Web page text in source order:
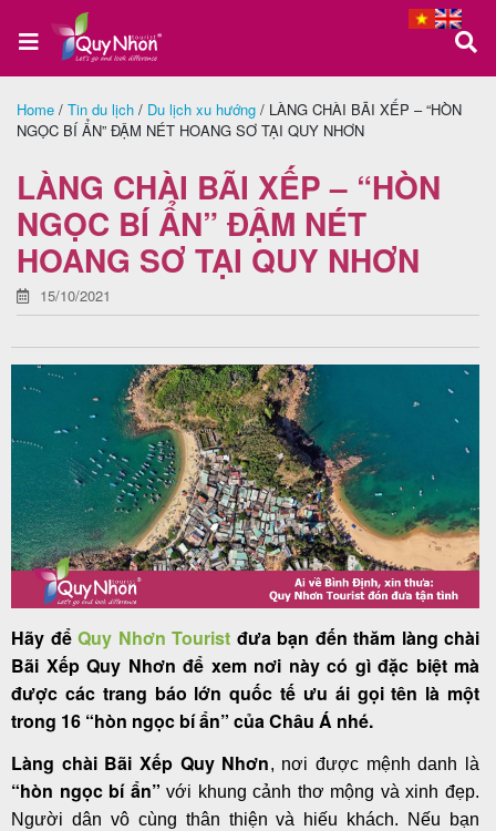
Trang
chủ
Tour
Quy
Tour
Yên
Tour
nước
Quy
Nhơn
Home / Tin du lịch / Du lịch xu hướng / LÀNG CHÀI BÃI XẾP – “HÒN
NGỌC BÍ ẨN” ĐẬM NÉT HOANG SƠ TẠI QUY NHƠN
LÀNG CHÀI BÃI XẾP – “HÒN
NGỌC BÍ ẨN” ĐẬM NÉT
HOANG SƠ TẠI QUY NHƠN
15/10/2021
Hãy để Quy Nhơn Tourist đưa bạn đến thăm làng chài
Bãi Xếp Quy Nhơn để xem nơi này có gì đặc biệt mà
được các trang báo lớn quốc tế ưu ái gọi tên là một
trong 16 “hòn ngọc bí ẩn” của Châu Á nhé.
Làng chài Bãi Xếp Quy Nhơn, nơi được mệnh danh là
“hòn ngọc bí ẩn” với khung cảnh thơ mộng và xinh đẹp.
Người dân vô cùng thân thiện và hiếu khách. Nếu bạn